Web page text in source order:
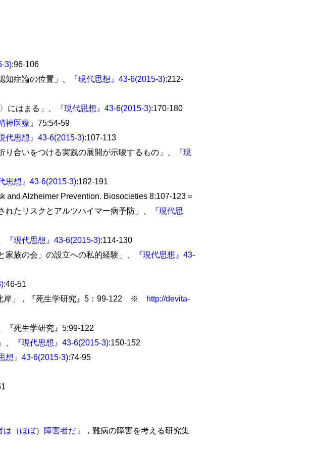
3):96-106
症論の位置」、 『現代思想』43-6(2015-3):212-
はまる」、 『現代思想』43-6(2015-3):170-180
神医療』 75:54-59
代思想』43-6(2015-3):107-113
いをつける実践の展開が示唆するもの」、
『現
思想』43-6(2015-3):182-191
Alzheimer Prevention. Biosocieties 8:107-123＝
たリスクとアルツハイマー病予防」、
『現代思
『現代思想』43-6(2015-3):114-130
の会」の設立への私的経験」、
『現代思想』43-
:46-51
」，『死生学研究』5：99-122 ※ http://devita-
死生学研究』5:99-122
『現代思想』43-6(2015-3):150-152
想』43-6(2015-3):74-95
（ほぼ）障害者だ」
，難病の障害を考える研究集